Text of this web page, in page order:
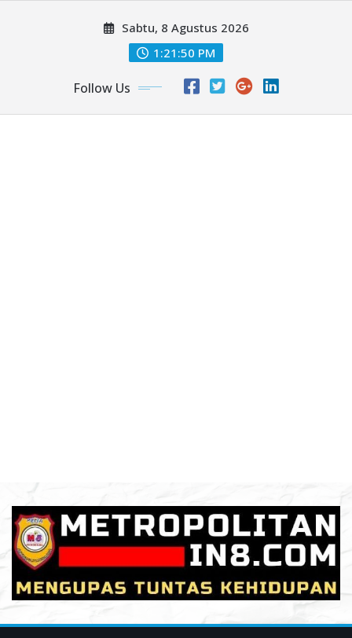
Sabtu, 8 Agustus 2026
1:21:52 PM
Follow Us